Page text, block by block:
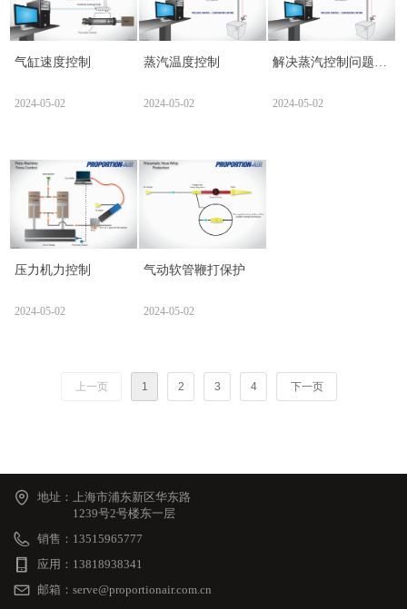
气缸速度控制
2024-05-02
蒸汽温度控制
2024-05-02
解决蒸汽控制问题并
2024-05-02
压力机力控制
2024-05-02
气动软管鞭打保护
2024-05-02
上一页 1 2 3 4 下一页
地址： 上海市浦东新区华东路
1239号2号楼东一层
销售： 13515965777
应用： 13818938341
邮箱： serve@proportionair.com.cn